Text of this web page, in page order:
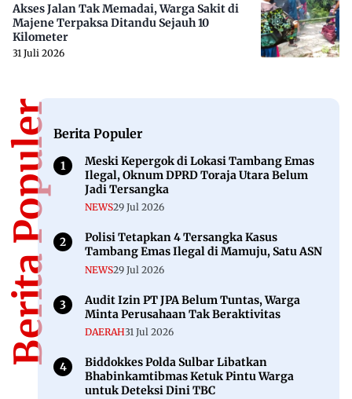
Akses Jalan Tak Memadai, Warga Sakit di
Majene Terpaksa Ditandu Sejauh 10
Kilometer
31 Juli 2026
Berita PopulerBerita Populer
Meski Kepergok di Lokasi Tambang Emas
Ilegal, Oknum DPRD Toraja Utara Belum
Jadi Tersangka
NEWS29 Jul 2026
Polisi Tetapkan 4 Tersangka Kasus
Tambang Emas Ilegal di Mamuju, Satu ASN
NEWS29 Jul 2026
Audit Izin PT JPA Belum Tuntas, Warga
Minta Perusahaan Tak Beraktivitas
DAERAH31 Jul 2026
Biddokkes Polda Sulbar Libatkan
Bhabinkamtibmas Ketuk Pintu Warga
untuk Deteksi Dini TBC